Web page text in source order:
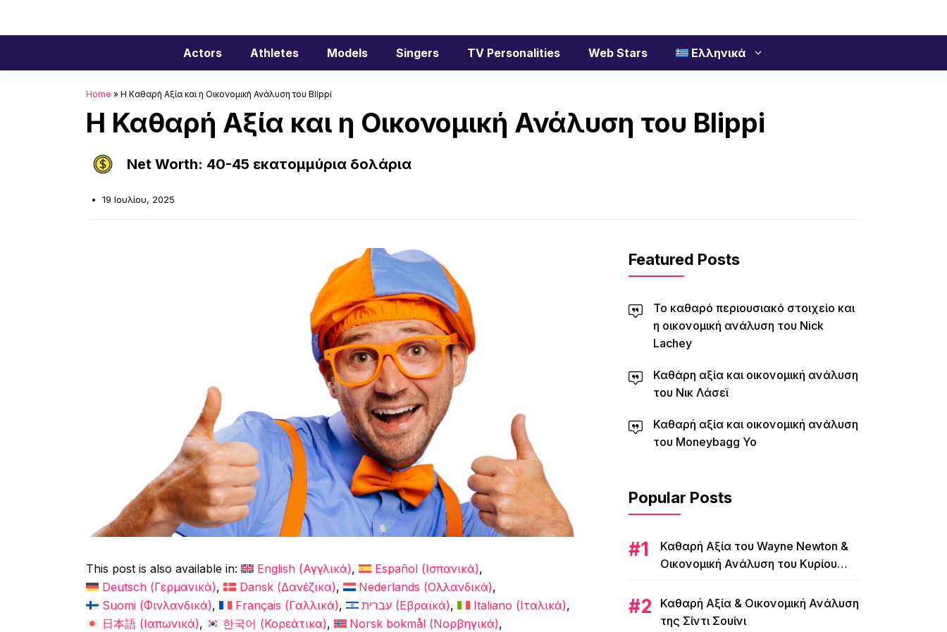
Actors Athletes Models Singers TV Personalities Web Stars Ελληνικά
Home » Η Καθαρή Αξία και η Οικονομική Ανάλυση του Blippi
Η Καθαρή Αξία και η Οικονομική Ανάλυση του Blippi
Net Worth: 40-45 εκατομμύρια δολάρια
19 Ιουλίου, 2025
This post is also available in: English(Αγγλικά) Español(Ισπανικά)
Deutsch(Γερμανικά) Dansk(Δανέζικα) Nederlands (Ολλανδικά)
Suomi(Φινλανδικά) Français (Γαλλικά) עברית (Εβραϊκά) Italiano (Ιταλικά)
日本語(Ιαπωνικά) 한국어 (Κορεάτικα) Norsk bokmål (Νορβηγικά)
Featured Posts
Το καθαρό περιουσιακό στοιχείο και
η οικονομική ανάλυση του Nick
Lachey
Καθάρη αξία και οικονομική ανάλυση
του Νικ Λάσεϊ
Καθαρή αξία και οικονομική ανάλυση
του Moneybagg Yo
Popular Posts
Καθαρή Αξία του Wayne Newton &
Οικονομική Ανάλυση του Κυρίου
Καθαρή Αξία & Οικονομική Ανάλυση
της Σίντι Σουίνι